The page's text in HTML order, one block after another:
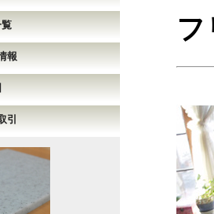
報
引